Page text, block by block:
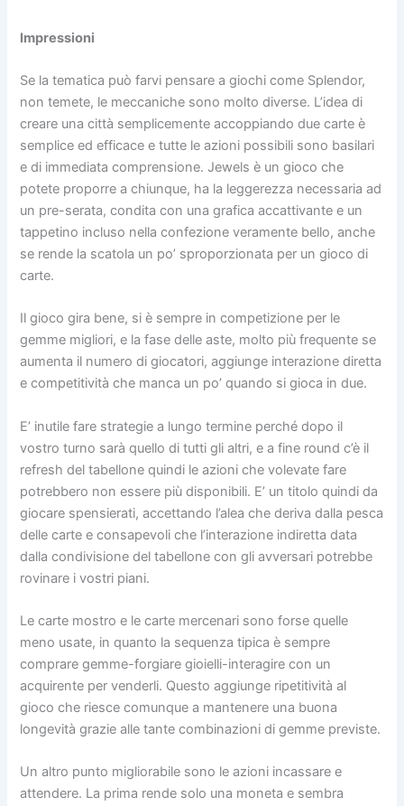
Impressioni
Se la tematica può farvi pensare a giochi come Splendor,
non temete, le meccaniche sono molto diverse. L’idea di
creare una città semplicemente accoppiando due carte è
semplice ed efficace e tutte le azioni possibili sono basilari
e di immediata comprensione. Jewels è un gioco che
potete proporre a chiunque, ha la leggerezza necessaria ad
un pre-serata, condita con una grafica accattivante e un
tappetino incluso nella confezione veramente bello, anche
se rende la scatola un po’ sproporzionata per un gioco di
carte.
Il gioco gira bene, si è sempre in competizione per le
gemme migliori, e la fase delle aste, molto più frequente se
aumenta il numero di giocatori, aggiunge interazione diretta
e competitività che manca un po’ quando si gioca in due.
E’ inutile fare strategie a lungo termine perché dopo il
vostro turno sarà quello di tutti gli altri, e a fine round c’è il
refresh del tabellone quindi le azioni che volevate fare
potrebbero non essere più disponibili. E’ un titolo quindi da
giocare spensierati, accettando l’alea che deriva dalla pesca
delle carte e consapevoli che l’interazione indiretta data
dalla condivisione del tabellone con gli avversari potrebbe
rovinare i vostri piani.
Le carte mostro e le carte mercenari sono forse quelle
meno usate, in quanto la sequenza tipica è sempre
comprare gemme-forgiare gioielli-interagire con un
acquirente per venderli. Questo aggiunge ripetitività al
gioco che riesce comunque a mantenere una buona
longevità grazie alle tante combinazioni di gemme previste.
Un altro punto migliorabile sono le azioni incassare e
attendere. La prima rende solo una moneta e sembra